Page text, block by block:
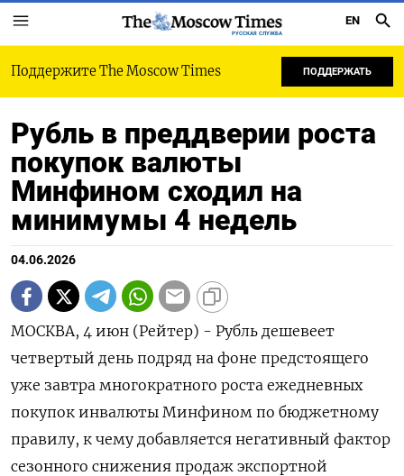
РУССКАЯ СЛУЖБА
EN
Поддержите The Moscow Times ПОДДЕРЖАТЬ
Рубль в преддверии роста
покупок валюты
Минфином сходил на
минимумы 4 недель
04.06.2026
МОСКВА, 4 июн (Рейтер) - Рубль дешевеет
четвертый день подряд на фоне предстоящего
уже завтра многократного роста ежедневных
покупок инвалюты Минфином по бюджетному
правилу, к чему добавляется негативный фактор
сезонного снижения продаж экспортной